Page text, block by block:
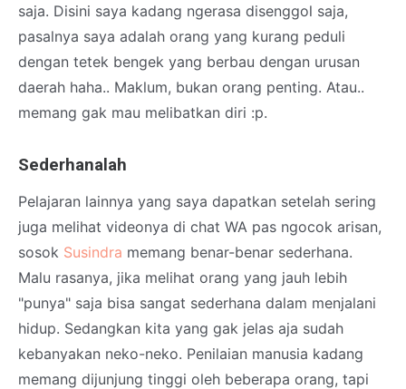
saja. Disini saya kadang ngerasa disenggol saja,
pasalnya saya adalah orang yang kurang peduli
dengan tetek bengek yang berbau dengan urusan
daerah haha.. Maklum, bukan orang penting. Atau..
memang gak mau melibatkan diri :p.
Sederhanalah
Pelajaran lainnya yang saya dapatkan setelah sering
juga melihat videonya di chat WA pas ngocok arisan,
sosok Susindra memang benar-benar sederhana.
Malu rasanya, jika melihat orang yang jauh lebih
"punya" saja bisa sangat sederhana dalam menjalani
hidup. Sedangkan kita yang gak jelas aja sudah
kebanyakan neko-neko. Penilaian manusia kadang
memang dijunjung tinggi oleh beberapa orang, tapi